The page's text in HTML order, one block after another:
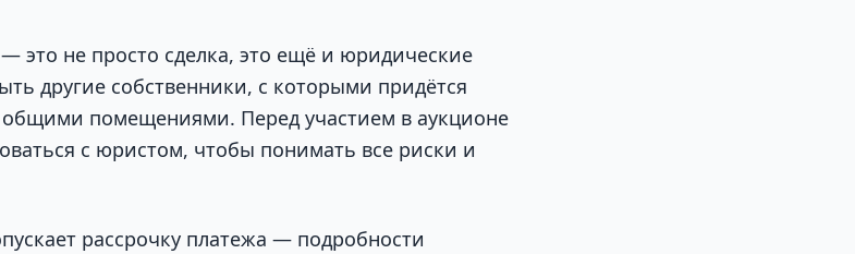
это не просто сделка, это ещё и юридические
другие собственники, с которыми придётся
общими помещениями. Перед участием в аукционе
с юристом, чтобы понимать все риски и
рассрочку платежа — подробности